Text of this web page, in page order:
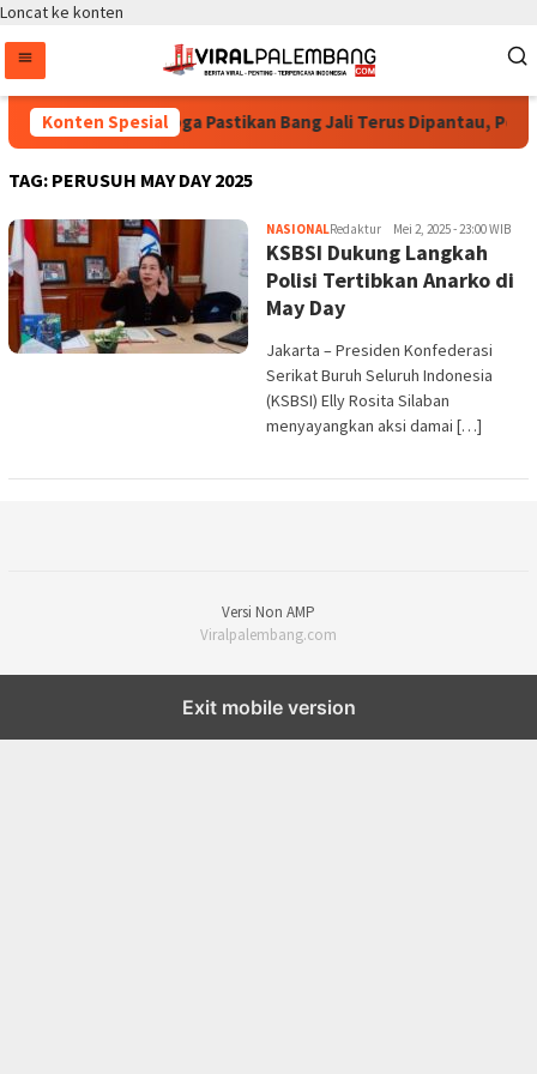
Loncat ke konten
Konten Spesial
Bintang Puspayoga Pastikan Bang Jali Terus Dipantau,
TAG: PERUSUH MAY DAY 2025
NASIONALRedaktur Mei 2, 2025 - 23:00 WIB
KSBSI Dukung Langkah
Polisi Tertibkan Anarko di
May Day
Jakarta – Presiden Konfederasi
Serikat Buruh Seluruh Indonesia
(KSBSI) Elly Rosita Silaban
menyayangkan aksi damai […]
Versi Non AMP
Viralpalembang.com
Exit mobile version